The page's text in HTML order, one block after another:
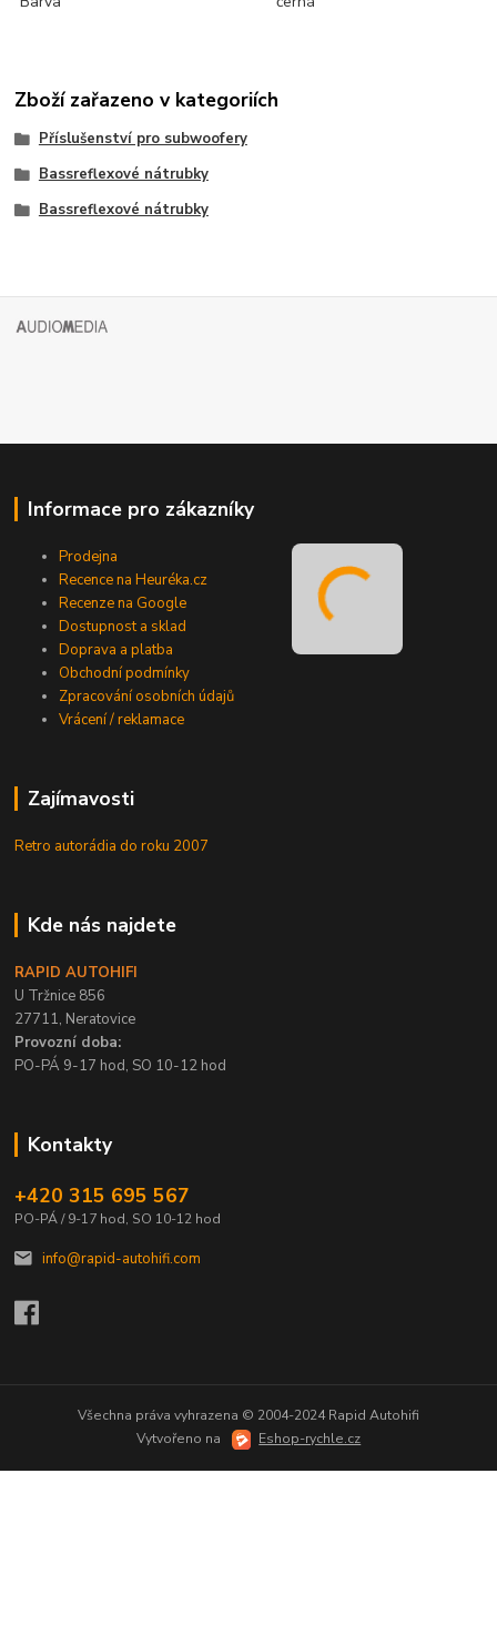
Zboží zařazeno v kategoriích
Příslušenství pro subwoofery
Bassreflexové nátrubky
Bassreflexové nátrubky
Informace pro zákazníky
Prodejna
Recence na Heuréka.cz
Recenze na Google
Dostupnost a sklad
Doprava a platba
Obchodní podmínky
Zpracování osobních údajů
Vrácení / reklamace
Zajímavosti
Retro autorádia do roku 2007
Kde nás najdete
RAPID AUTOHIFI
U Tržnice 856
27711, Neratovice
Provozní doba:
PO-PÁ 9-17 hod, SO 10-12 hod
Kontakty
+420 315 695 567
PO-PÁ / 9-17 hod, SO 10-12 hod
info@rapid-autohifi.com
Všechna práva vyhrazena © 2004-2024 Rapid Autohifi
Vytvořeno na
Eshop-rychle.cz